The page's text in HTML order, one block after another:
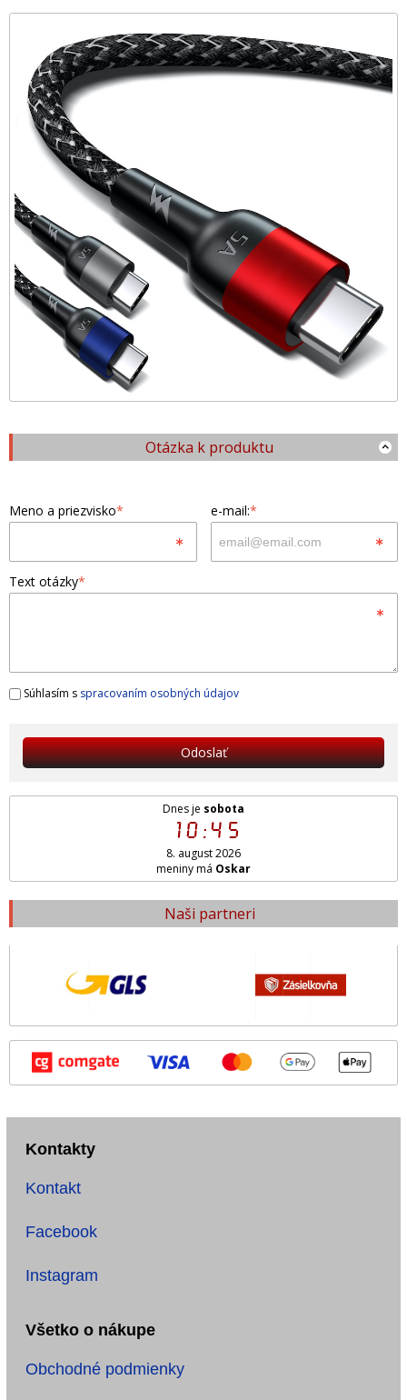
Otázka k produktu
Meno a priezvisko* e-mail:*
Text otázky*
Súhlasím s spracovaním osobných údajov
Odoslať
Dnes je sobota
10:45
8. august 2026
meniny má Oskar
Naši partneri
Kontakty
Kontakt
Facebook
Instagram
Všetko o nákupe
Obchodné podmienky